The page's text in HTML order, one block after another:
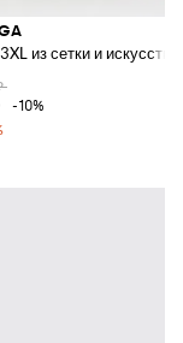
из сетки и
-10%